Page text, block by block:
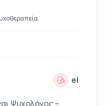
el
Ψυχολόγος –